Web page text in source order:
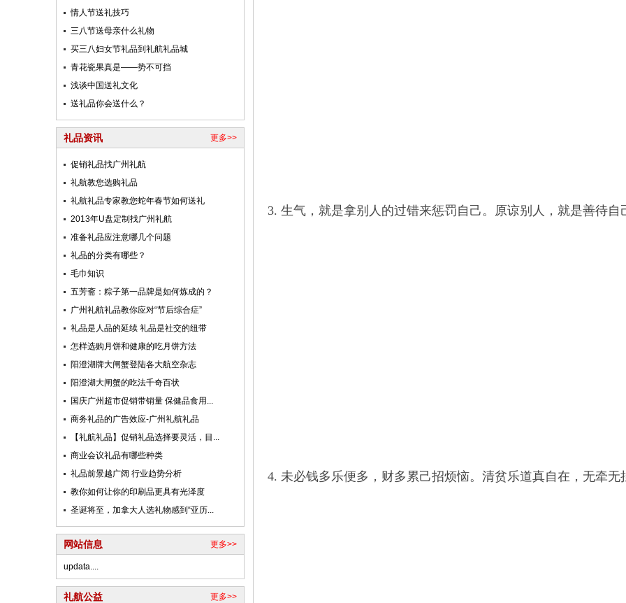
情人节送礼技巧
三八节送母亲什么礼物
买三八妇女节礼品到礼航礼品城
青花瓷果真是——势不可挡
浅谈中国送礼文化
送礼品你会送什么？
更多>>
礼品资讯
促销礼品找广州礼航
礼航教您选购礼品
礼航礼品专家教您蛇年春节如何送礼
2013年U盘定制找广州礼航
准备礼品应注意哪几个问题
礼品的分类有哪些？
毛巾知识
五芳斋：粽子第一品牌是如何炼成的？
广州礼航礼品教你应对“节后综合症”
礼品是人品的延续 礼品是社交的纽带
怎样选购月饼和健康的吃月饼方法
阳澄湖牌大闸蟹登陆各大航空杂志
阳澄湖大闸蟹的吃法千奇百状
国庆广州超市促销带销量 保健品食用...
商务礼品的广告效应-广州礼航礼品
【礼航礼品】促销礼品选择要灵活，目...
商业会议礼品有哪些种类
礼品前景越广阔 行业趋势分析
教你如何让你的印刷品更具有光泽度
圣诞将至，加拿大人选礼物感到“亚历...
更多>>
网站信息
updata....
更多>>
礼航公益
3. 生气，就是拿别人的过错来惩罚自己。原谅别人，就是善待
4. 未必钱多乐便多，财多累己招烦恼。清贫乐道真自在，无牵